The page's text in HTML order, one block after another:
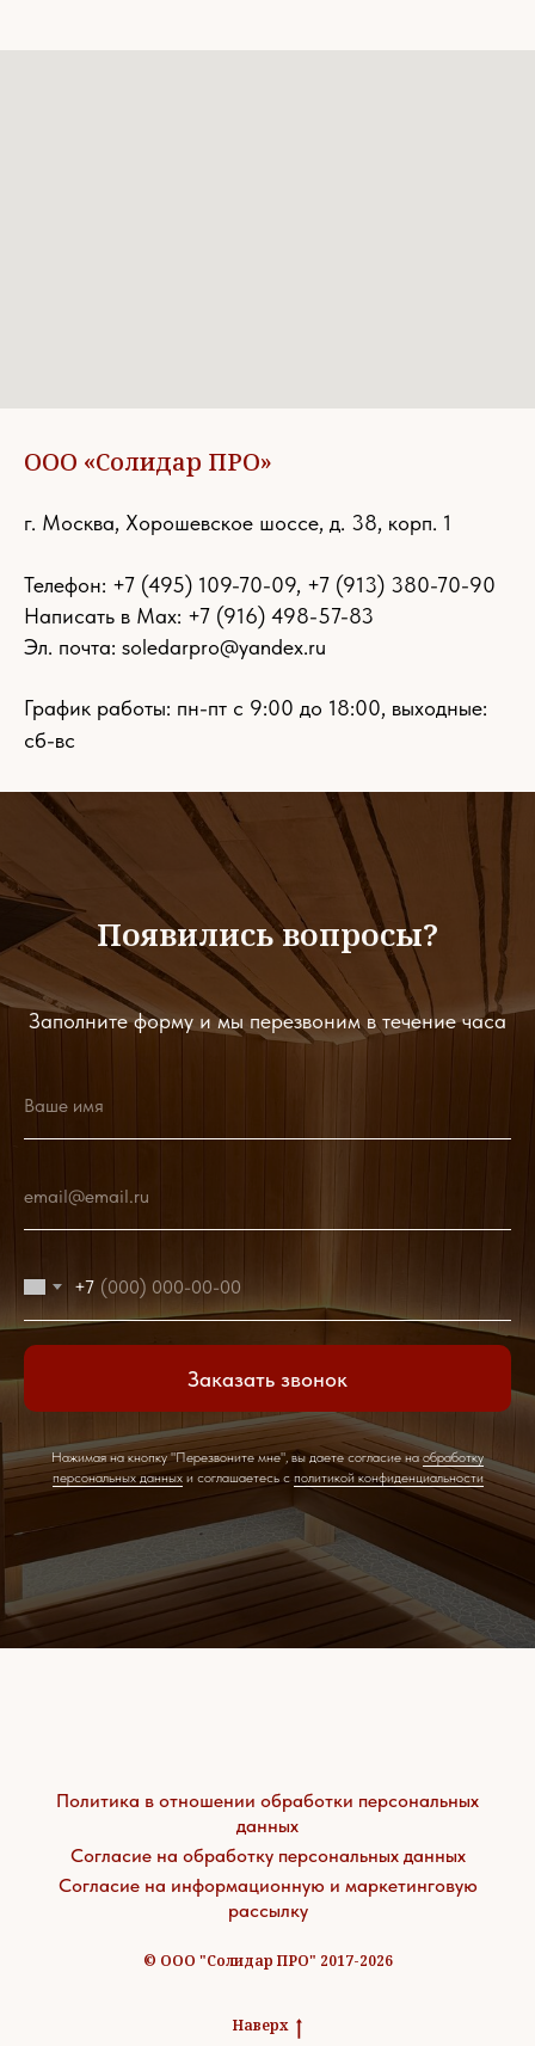
ООО «Солидар ПРО»
г. Москва, Хорошевское шоссе, д. 38, корп. 1
Телефон: +7 (495) 109-70-09, +7 (913) 380-70-90
Написать в Max: +7 (916) 498-57-83
Эл. почта: soledarpro@yandex.ru
График работы: пн-пт с 9:00 до 18:00, выходные:
сб-вс
Появились вопросы?
Заполните форму и мы перезвоним в течение часа
Ваше имя
email@email.ru
+7
Заказать звонок
Нажимая на кнопку "Перезвоните мне", вы даете согласие наобработку
персональных данныхи соглашаетесь c политикой конфиденциальности
Политика в отношении обработки персональных
данных
Согласие на обработку персональных данных
Согласие на информационную и маркетинговую
рассылку
© ООО "Солидар ПРО" 2017-2026
Наверх